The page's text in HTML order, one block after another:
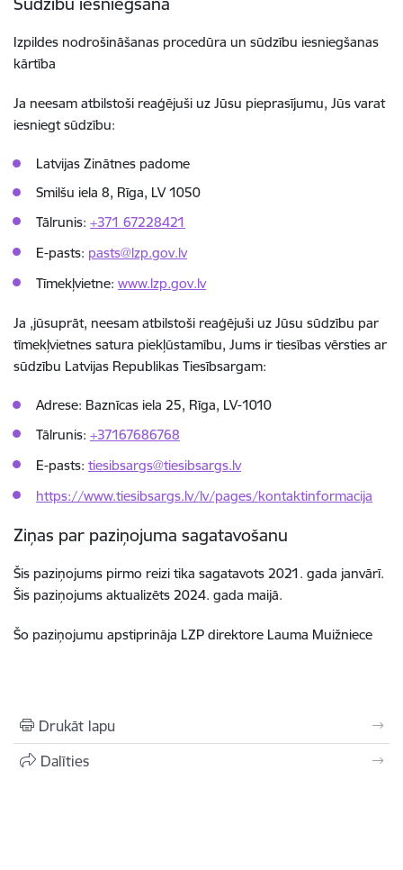
Izpildes nodrošināšanas procedūra un sūdzību iesniegšanas
kārtība
Ja neesam atbilstoši reaģējuši uz Jūsu pieprasījumu, Jūs varat
iesniegt sūdzību:
Latvijas Zinātnes padome
Smilšu iela 8, Rīga, LV 1050
Tālrunis: +371 67228421
E-pasts: pasts@lzp.gov.lv
Tīmekļvietne: www.lzp.gov.lv
Ja ,jūsuprāt, neesam atbilstoši reaģējuši uz Jūsu sūdzību par
tīmekļvietnes satura piekļūstamību, Jums ir tiesības vērsties ar
sūdzību Latvijas Republikas Tiesībsargam:
Adrese: Baznīcas iela 25, Rīga, LV-1010
Tālrunis: +37167686768
E-pasts: tiesibsargs@tiesibsargs.lv
https://www.tiesibsargs.lv/lv/pages/kontaktinformacija
Ziņas par paziņojuma sagatavošanu
Šis paziņojums pirmo reizi tika sagatavots 2021. gada janvārī.
Šis paziņojums aktualizēts 2024. gada maijā.
Šo paziņojumu apstiprināja LZP direktore Lauma Muižniece
Drukāt lapu
Dalīties